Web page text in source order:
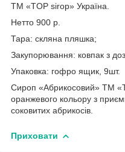
ТМ «TOP sirop» Україна.
Нетто 900 р.
Тара: скляна пляшка;
Закупорювання: ковпак з
Упаковка: гофро ящик, 9шт.
Сироп «Абрикосовий» ТМ
оранжевого кольору з
соковитих абрикосів.
Приховати